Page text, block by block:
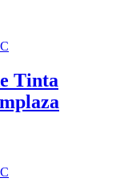
Tinta